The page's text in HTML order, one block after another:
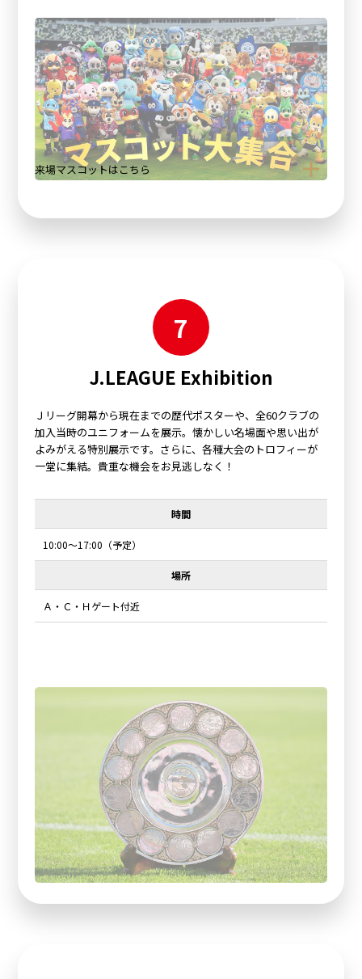
来場マスコットはこちら
7
J.LEAGUE Exhibition
Ｊリーグ開幕から現在までの歴代ポスターや、全60クラブの
加入当時のユニフォームを展示。懐かしい名場面や思い出が
よみがえる特別展示です。さらに、各種大会のトロフィーが
一堂に集結。貴重な機会をお見逃しなく！
時間
10:00～17:00（予定）
場所
Ａ・Ｃ・Ｈゲート付近